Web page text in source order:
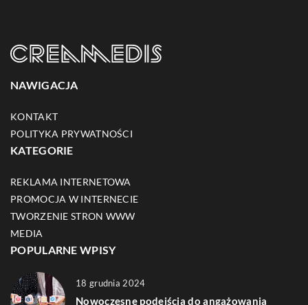
NAWIGACJA
KONTAKT
POLITYKA PRYWATNOŚCI
KATEGORIE
REKLAMA INTERNETOWA
PROMOCJA W INTERNECIE
TWORZENIE STRON WWW
MEDIA
POPULARNE WPISY
18 grudnia 2024
Nowoczesne podejścia do angażowania